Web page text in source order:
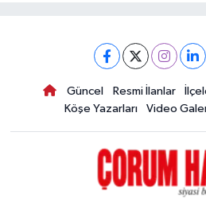
Güncel Resmi İlanlar
Köşe Yazarları
Video